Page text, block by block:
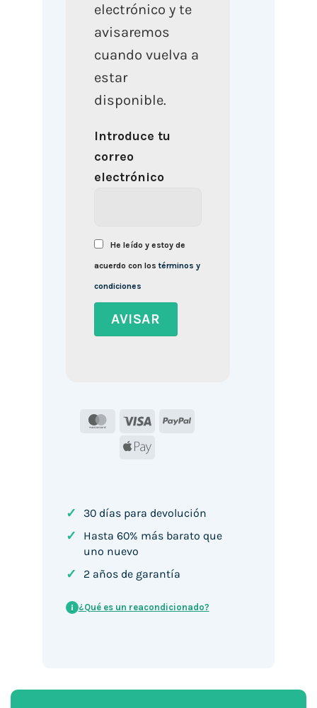
electrónico y te
avisaremos
cuando vuelva a
estar
disponible.
Introduce tu
correo
electrónico
He leído y estoy de
acuerdo con lostérminos y
condiciones
MasterCard
Visa
PayPal
Apple
✓ 30 días para devolución
✓
Hasta 60% más barato que
uno nuevo
✓ 2 años de garantía
i ¿Qué es un reacondicionado?